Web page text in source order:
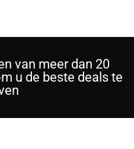
van meer dan 20
u de beste deals te